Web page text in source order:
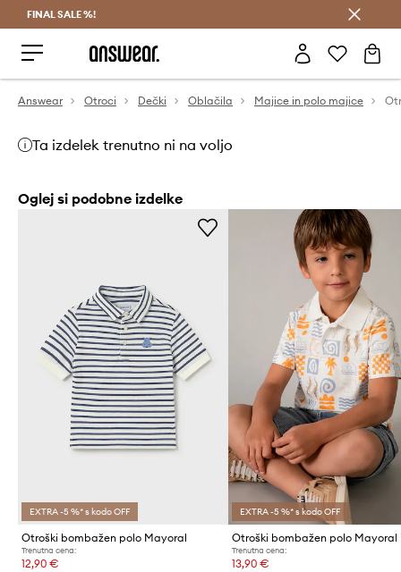
FINAL SALE %!
Answear Otroci Dečki Oblačila Majice in polo majice
Ta izdelek trenutno ni na voljo
Oglej si podobne izdelke
EXTRA -5 %* s kodo OFF
Otroški bombažen polo Mayoral
Trenutna cena:
12,90 €
EXTRA -5 %* s kodo OFF
Otroški bombažen polo Mayoral
Trenutna cena:
13,90 €